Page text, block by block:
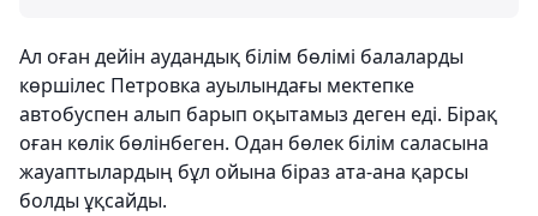
Ал оған дейін аудандық білім бөлімі балаларды
көршілес Петровка ауылындағы мектепке
автобуспен алып барып оқытамыз деген еді. Бірақ
оған көлік бөлінбеген. Одан бөлек білім саласына
жауаптылардың бұл ойына біраз ата-ана қарсы
болды ұқсайды.